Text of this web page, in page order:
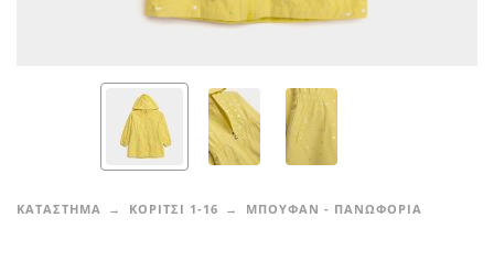
ΚΑΤΑΣΤΗΜΑ ΚΟΡΙΤΣΙ 1-16 ΜΠΟΥΦΑΝ - ΠΑΝΩΦΟΡΙΑ